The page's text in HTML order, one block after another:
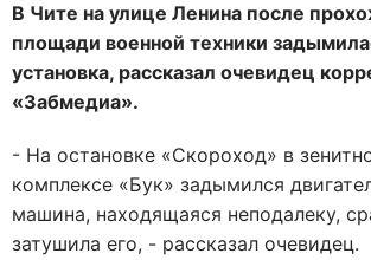
В Чите на улице Ленина после
площади военной техники
установка, рассказал очевидец
«Забмедиа».
- На остановке «Скороход» в
комплексе «Бук» задымился
машина, находящаяся неподалеку,
затушила его, - рассказал очевидец.